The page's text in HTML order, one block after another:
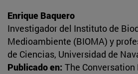
Enrique Baquero
Investigador del Instituto de
Medioambiente (BIOMA) y
de Ciencias, Universidad de
Publicado en: The Conversation